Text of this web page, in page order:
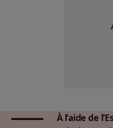
À l’aide de